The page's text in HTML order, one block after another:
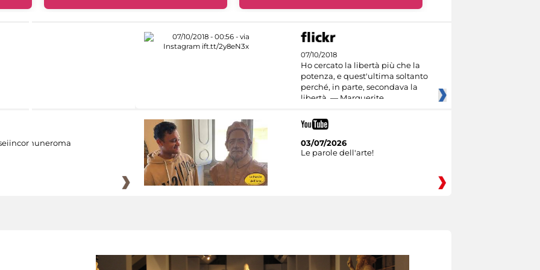
07/10/2018
Ho cercato la libertà più che la
potenza, e quest'ultima soltanto
perché, in parte, secondava la
libertà. — Marguerite
03/07/2026
Le parole dell'arte!